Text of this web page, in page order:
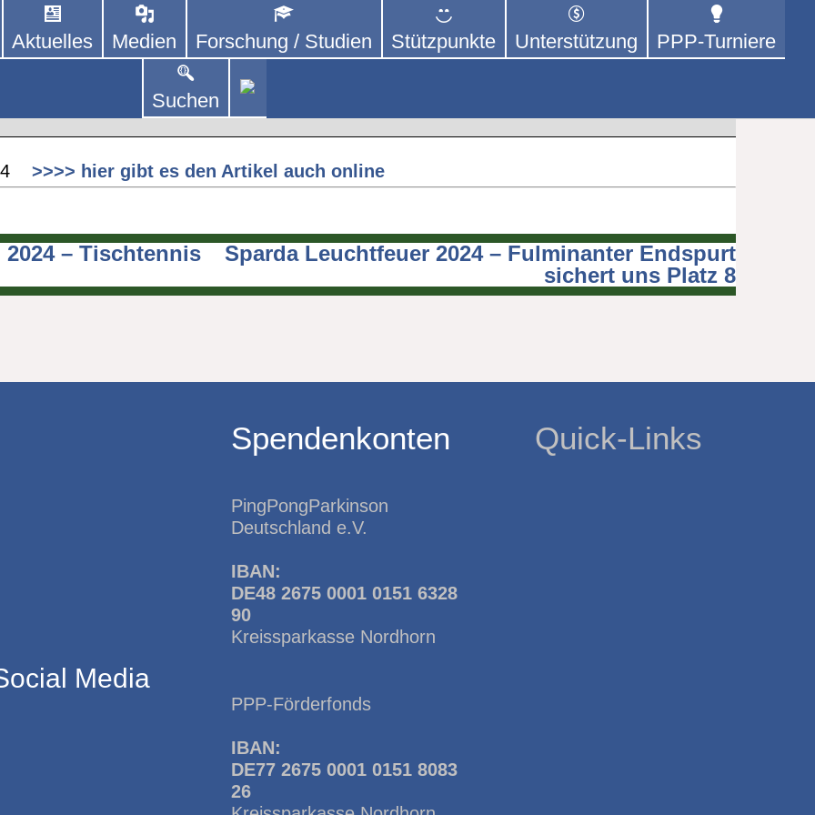
E. V.
von kooperierenden Vereinen und Einzelpersonen, der sich – mit dem Mittel
um Personen mit Parkinson und deren Angehörige kümmert.
Aktuelles Medien Forschung / Studien Stützpunkte Unterstützung PPP-Turniere
Suchen
>>>> hier gibt es den Artikel auch online
– Tischtennis
Sparda Leuchtfeuer 2024 – Fulminanter Endspurt
sichert uns Platz 8
Media
Spendenkonten
PingPongParkinson
Deutschland e.V.
IBAN:
DE48 2675 0001 0151 6328
90
Kreissparkasse Nordhorn
PPP-Förderfonds
IBAN:
DE77 2675 0001 0151 8083
26
Quick-Links